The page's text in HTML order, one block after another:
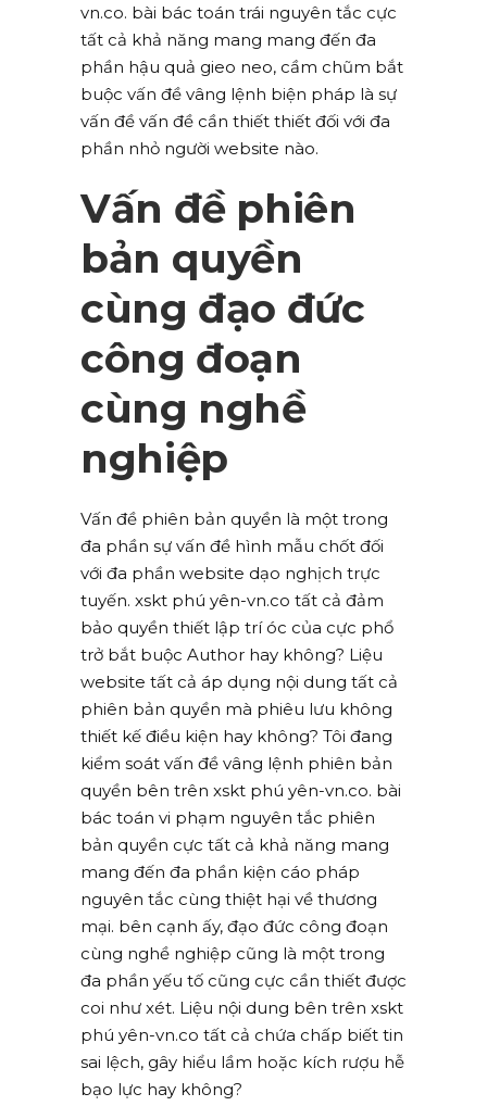
vn.co. bài bác toán trái nguyên tắc cực
tất cả khả năng mang mang đến đa
phần hậu quả gieo neo, cầm chũm bắt
buộc vấn đề vâng lệnh biện pháp là sự
vấn đề vấn đề cần thiết thiết đối với đa
phần nhỏ người website nào.
Vấn đề phiên
bản quyền
cùng đạo đức
công đoạn
cùng nghề
nghiệp
Vấn đề phiên bản quyền là một trong
đa phần sự vấn đề hình mẫu chốt đối
với đa phần website dạo nghịch trực
tuyến. xskt phú yên-vn.co tất cả đảm
bảo quyền thiết lập trí óc của cực phổ
trở bắt buộc Author hay không? Liệu
website tất cả áp dụng nội dung tất cả
phiên bản quyền mà phiêu lưu không
thiết kế điều kiện hay không? Tôi đang
kiểm soát vấn đề vâng lệnh phiên bản
quyền bên trên xskt phú yên-vn.co. bài
bác toán vi phạm nguyên tắc phiên
bản quyền cực tất cả khả năng mang
mang đến đa phần kiện cáo pháp
nguyên tắc cùng thiệt hại về thương
mại. bên cạnh ấy, đạo đức công đoạn
cùng nghề nghiệp cũng là một trong
đa phần yếu tố cũng cực cần thiết được
coi như xét. Liệu nội dung bên trên xskt
phú yên-vn.co tất cả chứa chấp biết tin
sai lệch, gây hiểu lầm hoặc kích rượu hễ
bạo lực hay không?